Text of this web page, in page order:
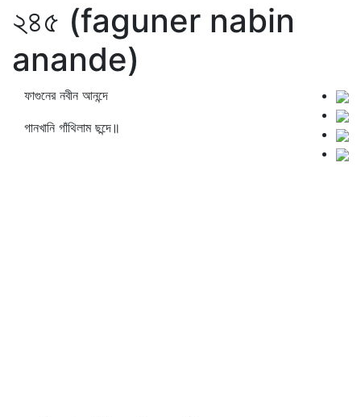
২৪৫ (faguner nabin
anande)
ফাগুনের নবীন আনন্দে
গানখানি গাঁথিলাম ছন্দে॥